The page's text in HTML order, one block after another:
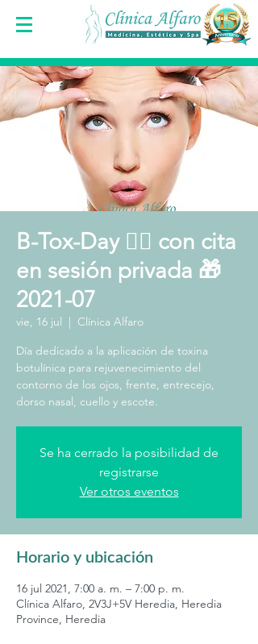
B-Tox-Day 👩‍⚕️ con cita
en sesión privada 🎁
2021-07
vie, 16 jul
  |
Clínica Alfaro
Día dedicado a la aplicación de toxina
botulínica para rejuvenecimiento del
contorno de los ojos, frente, entrecejo,
dorso nasal, cuello y escote.
Se ha cerrado la posibilidad de
registrarse
Ver otros eventos
Horario y ubicación
16 jul 2021, 7:00 a. m. – 7:00 p. m.
Clínica Alfaro, 2V3J+5V Heredia, Heredia
Province, Heredia